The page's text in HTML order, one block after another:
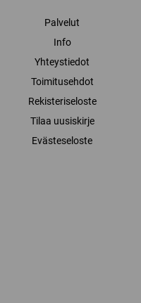
Palvelut
Info
Yhteystiedot
Toimitusehdot
Rekisteriseloste
Tilaa uusiskirje
Evästeseloste